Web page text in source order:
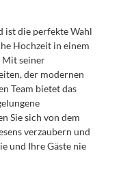
ist die perfekte Wahl
Hochzeit in einem
Mit seiner
der modernen
Team bietet das
Sie sich von dem
verzaubern und
und Ihre Gäste nie